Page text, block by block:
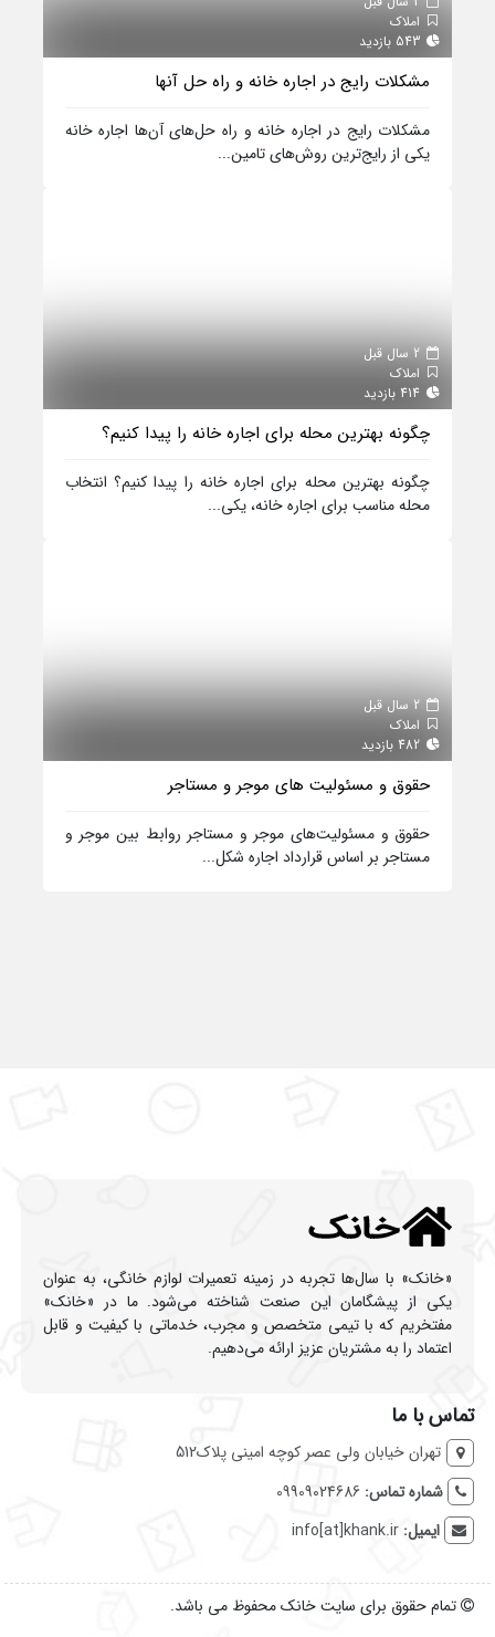
املاک
مشکلات رایج در اجاره خانه و راه حل آنها
مشکلات رایج در اجاره خانه و راه حل‌های آن‌ها اجاره خانه
یکی از رایج‌ترین روش‌های تامین...
املاک
چگونه بهترین محله برای اجاره خانه را پیدا کنیم؟
چگونه بهترین محله برای اجاره خانه را پیدا کنیم؟ انتخاب
محله مناسب برای اجاره خانه، یکی...
املاک
حقوق و مسئولیت‌ های موجر و مستاجر
حقوق و مسئولیت‌های موجر و مستاجر روابط بین موجر و
مستاجر بر اساس قرارداد اجاره شکل...
«خانک» با سال‌ها تجربه در زمینه تعمیرات لوازم خانگی، به عنوان
یکی از پیشگامان این صنعت شناخته می‌شود. ما در «خانک»
مفتخریم که با تیمی متخصص و مجرب، خدماتی با کیفیت و قابل
اعتماد را به مشتریان عزیز ارائه می‌دهیم.
تماس با ما
تهران خیابان ولی عصر کوچه امینی پلاک512
شماره تماس: 09909024686
ایمیل:info[at]khank.ir
تمام حقوق برای سایت خانک محفوظ می باشد.